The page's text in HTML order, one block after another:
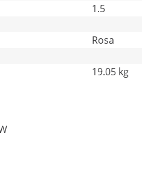
1.5
Rosa
19.05 kg